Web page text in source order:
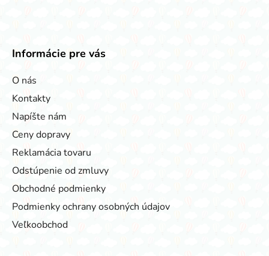
Informácie pre vás
O nás
Kontakty
Napíšte nám
Ceny dopravy
Reklamácia tovaru
Odstúpenie od zmluvy
Obchodné podmienky
Podmienky ochrany osobných údajov
Veľkoobchod